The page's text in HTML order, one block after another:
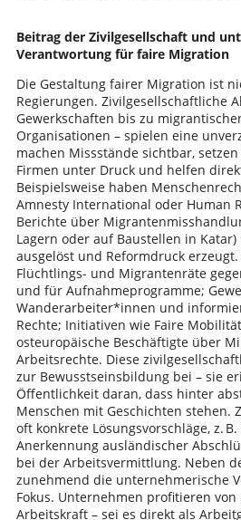
Beitrag der Zivilgesellschaft und
Verantwortung für faire Migration
Die Gestaltung fairer Migration ist
Regierungen. Zivilgesellschaftliche
Gewerkschaften bis zu
Organisationen – spielen eine
machen Missstände sichtbar,
Firmen unter Druck und helfen
Beispielsweise haben
Amnesty International oder Human
Berichte über
Lagern oder auf Baustellen in
ausgelöst und Reformdruck
Flüchtlings- und Migrantenräte
und für Aufnahmeprogramme;
Wanderarbeiter*innen und
Rechte; Initiativen wie Faire
osteuropäische Beschäftigte über
Arbeitsrechte. Diese
zur Bewusstseinsbildung bei – sie
Öffentlichkeit daran, dass hinter
Menschen mit Geschichten stehen.
oft konkrete Lösungsvorschläge, z.
Anerkennung ausländischer
bei der Arbeitsvermittlung. Neben
zunehmend die unternehmerische
Fokus. Unternehmen profitieren
Arbeitskraft – sei es direkt als